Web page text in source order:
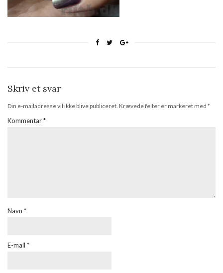
Skriv et svar
Din e-mailadresse vil ikke blive publiceret. Krævede felter er markeret med *
Kommentar*
Navn *
E-mail *